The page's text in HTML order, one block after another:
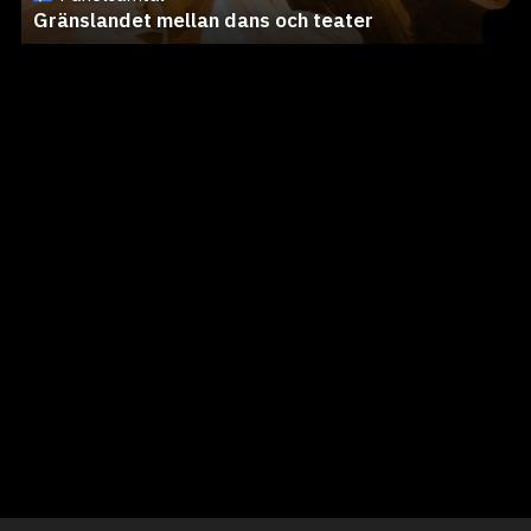
Gränslandet mellan dans och teater